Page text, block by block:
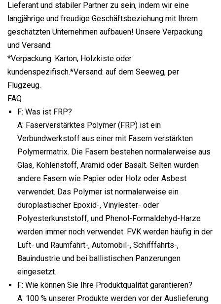
Lieferant und stabiler Partner zu sein, indem wir eine
langjährige und freudige Geschäftsbeziehung mit Ihrem
geschätzten Unternehmen aufbauen! Unsere Verpackung
und Versand:
*Verpackung: Karton, Holzkiste oder
kundenspezifisch.*Versand: auf dem Seeweg, per
Flugzeug.
FAQ
F: Was ist FRP?
A: Faserverstärktes Polymer (FRP) ist ein
Verbundwerkstoff aus einer mit Fasern verstärkten
Polymermatrix. Die Fasern bestehen normalerweise aus
Glas, Kohlenstoff, Aramid oder Basalt. Selten wurden
andere Fasern wie Papier oder Holz oder Asbest
verwendet. Das Polymer ist normalerweise ein
duroplastischer Epoxid-, Vinylester- oder
Polyesterkunststoff, und Phenol-Formaldehyd-Harze
werden immer noch verwendet. FVK werden häufig in der
Luft- und Raumfahrt-, Automobil-, Schifffahrts-,
Bauindustrie und bei ballistischen Panzerungen
eingesetzt.
F: Wie können Sie Ihre Produktqualität garantieren?
A: 100 % unserer Produkte werden vor der Auslieferung